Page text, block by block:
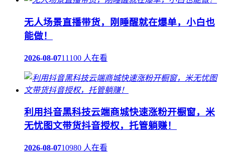
无人场景直播带货，刚睡醒就在爆单，小白也
能做！
2026-08-0711100 人在看
利用抖音黑科技云端商城快速涨粉开橱窗，米
无忧图文带货抖音授权，托管躺赚！
2026-08-0710980 人在看